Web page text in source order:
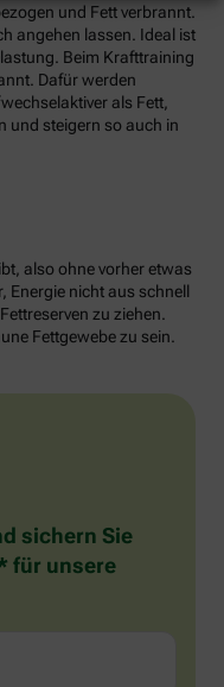
und Fett verbrannt.
angehen lassen. Ideal ist
Beim Krafttraining
Dafür werden
als Fett,
und steigern so auch in
also ohne vorher etwas
Energie nicht aus schnell
zu ziehen.
Fettgewebe zu sein.
sichern Sie
für unsere